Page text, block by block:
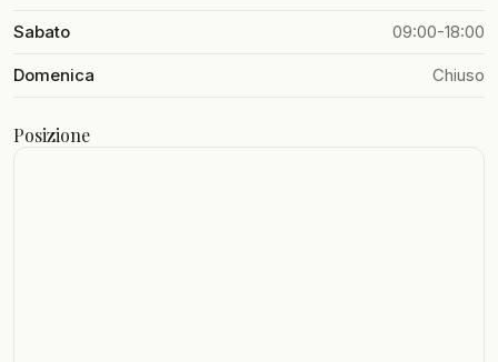
Sabato 09:00-18:00
Domenica Chiuso
Posizione